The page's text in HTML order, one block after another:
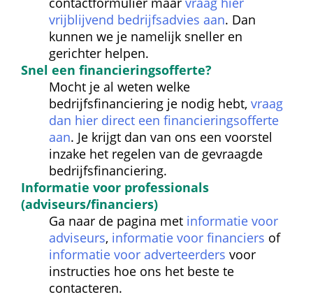
vrijblijvend bedrijfsadvies aan. Dan
kunnen we je namelijk sneller en
gerichter helpen.
Snel een financieringsofferte?
Mocht je al weten welke
bedrijfsfinanciering je nodig hebt, vraag
dan hier direct een financieringsofferte
aan. Je krijgt dan van ons een voorstel
inzake het regelen van de gevraagde
bedrijfsfinanciering.
Informatie voor professionals
(adviseurs/financiers)
Ga naar de pagina met informatie voor
adviseurs, informatie voor financiers of
informatie voor adverteerders voor
instructies hoe ons het beste te
contacteren.